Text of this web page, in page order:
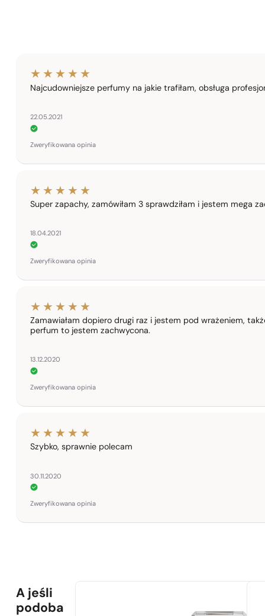
Najcudowniejsze perfumy na jakie trafiłam, obsługa
22.05.2021
Zweryfikowana opinia
Super zapachy, zamówiłam 3 sprawdziłam i jestem mega
18.04.2021
Zweryfikowana opinia
Zamawiałam dopiero drugi raz i jestem pod wrażeniem,
perfum to jestem zachwycona.
13.12.2020
Zweryfikowana opinia
Szybko, sprawnie polecam
30.11.2020
Zweryfikowana opinia
A jeśli
podoba